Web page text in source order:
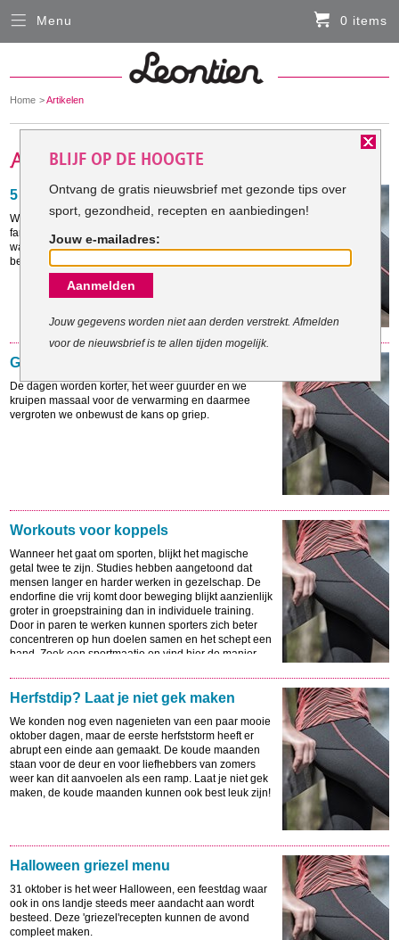
You
here:
Home Artikelen
5 grootste sportfabels
We krijgen vaak goed bedoeld sportadvies van
familie, coaches of vrienden. Hier volgen een aantal
waardeloze, verouderde sportadviezen die we maar
beter links kunnen laten liggen.
Ga de griep te lijf
De dagen worden korter, het weer guurder en we
kruipen massaal voor de verwarming en daarmee
vergroten we onbewust de kans op griep.
Workouts voor koppels
Wanneer het gaat om sporten, blijkt het magische
getal twee te zijn. Studies hebben aangetoond dat
mensen langer en harder werken in gezelschap. De
endorfine die vrij komt door beweging blijkt aanzienlijk
groter in groepstraining dan in individuele training.
Door in paren te werken kunnen sporters zich beter
concentreren op hun doelen samen en het schept een
band. Zoek een sportmaatje en vind hier de manier
Herfstdip? Laat je niet gek maken
We konden nog even nagenieten van een paar mooie
oktober dagen, maar de eerste herfststorm heeft er
abrupt een einde aan gemaakt. De koude maanden
staan voor de deur en voor liefhebbers van zomers
weer kan dit aanvoelen als een ramp. Laat je niet gek
maken, de koude maanden kunnen ook best leuk zijn!
Halloween griezel menu
31 oktober is het weer Halloween, een feestdag waar
ook in ons landje steeds meer aandacht aan wordt
besteed. Deze 'griezel'recepten kunnen de avond
compleet maken.
Menu 0 items
Sluiten
HARDLOOPKLEDING
FIETSKLEDING
SERVICE
Inloggen
Contact- en adresgegevens
Levertijd, retourneren, ruilen
BLIJF OP DE HOOGTE
Ontvang de gratis nieuwsbrief met gezonde tips over
sport, gezondheid, recepten en aanbiedingen!
Jouw e-mailadres:
Aanmelden
Jouw gegevens worden niet aan derden verstrekt. Afmelden
voor de nieuwsbrief is te allen tijden mogelijk.